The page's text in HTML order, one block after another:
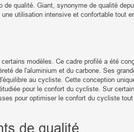
qualité. Giant, synonyme de qualité
une utilisation intensive et confortable tout
modèles. Ce cadre profilé a été
de l'aluminium et du carbone. Ses
au cycliste. Cette conception
pour le confort du cycliste. Sur
pour optimiser le confort du cycliste
de qualité